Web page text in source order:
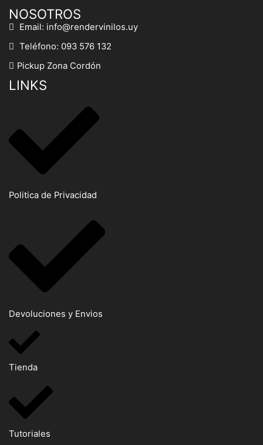
NOSOTROS
Email: info@rendervinilos.uy
Teléfono: 093 576 132
Pickup Zona Cordón
LINKS
Politica de Privacidad
Devoluciones y Envios
Tienda
Tutoriales